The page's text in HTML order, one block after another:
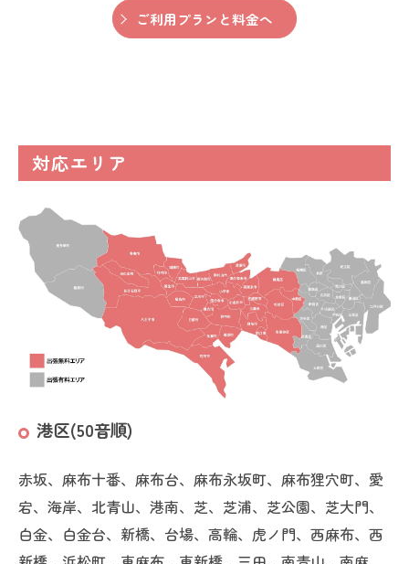
ご利用プランと料金へ
対応エリア
港区(50音順)
赤坂、麻布十番、麻布台、麻布永坂町、麻布狸穴町、愛
宕、海岸、北青山、港南、芝、芝浦、芝公園、芝大門、
白金、白金台、新橋、台場、高輪、虎ノ門、西麻布、西